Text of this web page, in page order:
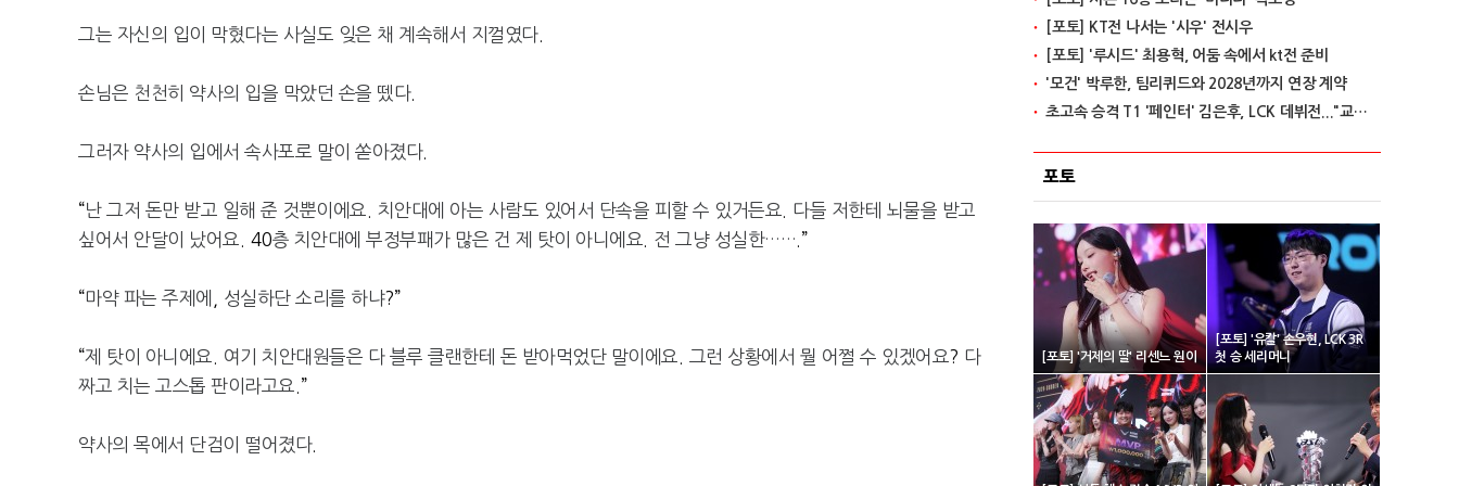
그는 자신의 입이 막혔다는 사실도 잊은 채 계속해서 지껄였다.
손님은 천천히 약사의 입을 막았던 손을 뗐다.
그러자 약사의 입에서 속사포로 말이 쏟아졌다.
“난 그저 돈만 받고 일해 준 것뿐이에요 치안대에 아는 사람도 있어서 단속을 피할 수 있거든요
다들 저한테 뇌물을 받고
싶어서 안달이 났어요
. 40층 치안대에 부정부패가 많은 건 제 탓이 아니에요 전 그냥 성실한…… .”
“마약 파는 주제에 성실하단 소리를 하냐?”
“제 탓이 아니에요 여기 치안대원들은 다 블루 클랜한테 돈 받아먹었단 말이에요 그런 상황에서 뭘 어쩔 수 있겠어요? 다
짜고 치는 고스톱 판이라고요 .”
약사의 목에서 단검이 떨어졌다.
[포토] KT전 나서는 '시우' 전시우
[포토] '루시드' 최용혁, 어둠 속에서 kt전 준비
'모건' 박루한, 팀리퀴드와 2028년까지 연장 계약
초고속 승격 T1 '페인터' 김은후, LCK 데뷔전..."교전서 돋보이는 실력"
포토
[포토] '거제의 딸' 리센느 원이
[포토] '유칼' 손우현, LCK 3R
첫 승 세리머니